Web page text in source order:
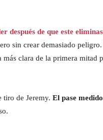
después de que este
sin crear demasiado
clara de la primera mitad
tiro de Jeremy. El pase